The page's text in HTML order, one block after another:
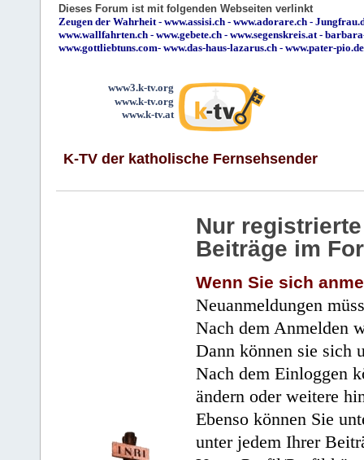
Dieses Forum ist mit folgenden Webseiten verlinkt
Zeugen der Wahrheit - www.assisi.ch - www.adorare.ch -
www.wallfahrten.ch - www.gebete.ch - www.segenskreis.at -
www.gottliebtuns.com- www.das-haus-lazarus.ch - www.pater-pio.de
www3.k-tv.org
www.k-tv.org
www.k-tv.at
K-TV der katholische Fernsehsender
Nur
Beiträge im
Wenn Sie sich
Neuanmeldungen
Nach dem Anmelden
Dann können sie sich
Nach dem Einloggen
ändern oder weitere
Ebenso können Sie
unter jedem Ihrer